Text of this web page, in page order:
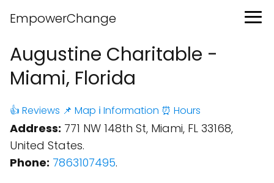
EmpowerChange
Augustine Charitable -
Miami, Florida
👍 Reviews 📌 Map ℹ️ Information ⏰ Hours
Address: 771 NW 148th St, Miami, FL 33168,
United States.
Phone: 7863107495.